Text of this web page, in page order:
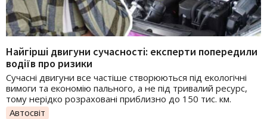
Найгірші двигуни сучасності: експерти попередили
водіїв про ризики
Сучасні двигуни все частіше створюються під екологічні
вимоги та економію пального, а не під тривалий ресурс,
тому нерідко розраховані приблизно до 150 тис. км.
Автосвіт